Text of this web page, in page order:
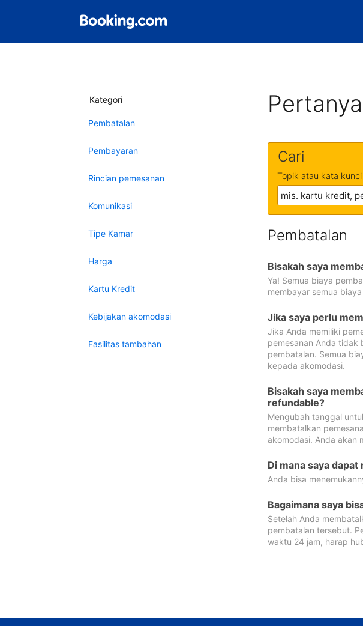
Kategori
Pembatalan
Pembayaran
Rincian pemesanan
Komunikasi
Tipe Kamar
Harga
Kartu Kredit
Kebijakan akomodasi
Fasilitas tambahan
Cari
Topik atau kata
Pembatalan
Bisakah saya
Ya! Semua biaya
membayar semua
Jika saya perlu
Jika Anda memiliki
pemesanan Anda tidak
pembatalan. Semua
kepada akomodasi.
Bisakah saya
refundable?
Mengubah tanggal
membatalkan
akomodasi. Anda akan
Di mana saya
Anda bisa
Bagaimana saya
Setelah Anda
pembatalan tersebut.
waktu 24 jam, harap